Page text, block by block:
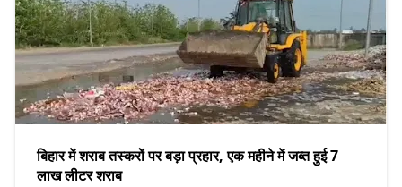
बिहार में शराब तस्करों पर बड़ा प्रहार, एक महीने में जब्त हुई 7
लाख लीटर शराब